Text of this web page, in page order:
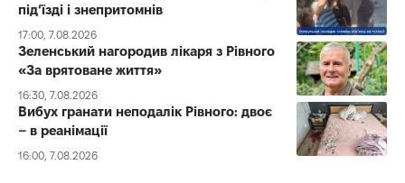
під’їзді і знепритомнів
17:00, 7.08.2026
Зеленський нагородив лікаря з Рівного
«За врятоване життя»
16:30, 7.08.2026
Вибух гранати неподалік Рівного: двоє
– в реанімації
16:00, 7.08.2026